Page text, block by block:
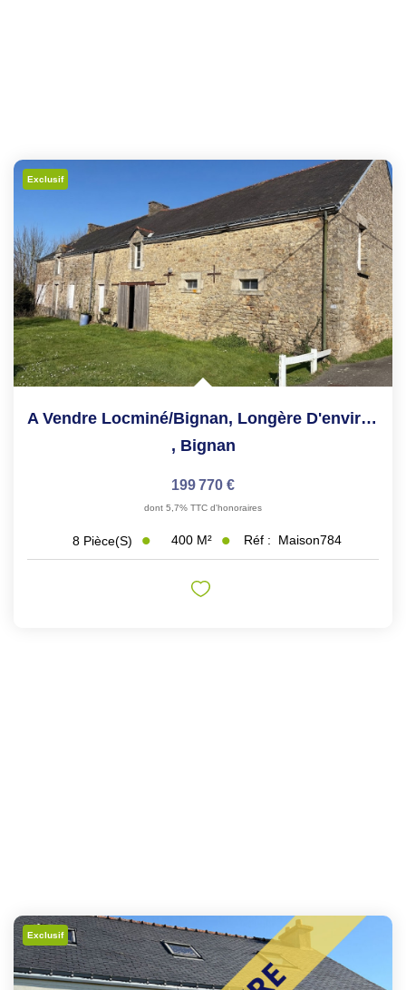
Exclusif
A Vendre Locminé/Bignan, Longère D'environ 400m² À Rénover,...
, Bignan
199 770 €
dont 5,7% TTC d'honoraires
8 Pièce(s) 400 M² Réf : Maison784
Exclusif